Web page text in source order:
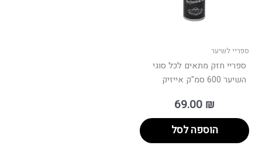
ספריי לשיער
ספריי חזק מתאים לכל סוגי
השיער 600 סמ"ק אייזיק
69.00 ₪
הוספה לסל